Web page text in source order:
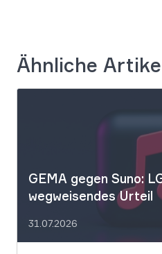
Ähnliche
GEMA gegen Suno:
wegweisendes Urteil
31.07.2026